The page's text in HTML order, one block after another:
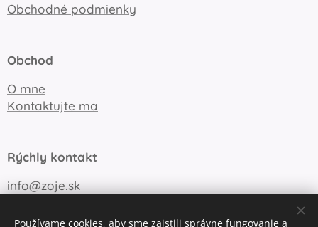
Obchodné podmienky
Obchod
O mne
Kontaktujte ma
Rýchly kontakt
info@zoje.sk
Používame cookies, aby sme zaistili správne fungovanie a